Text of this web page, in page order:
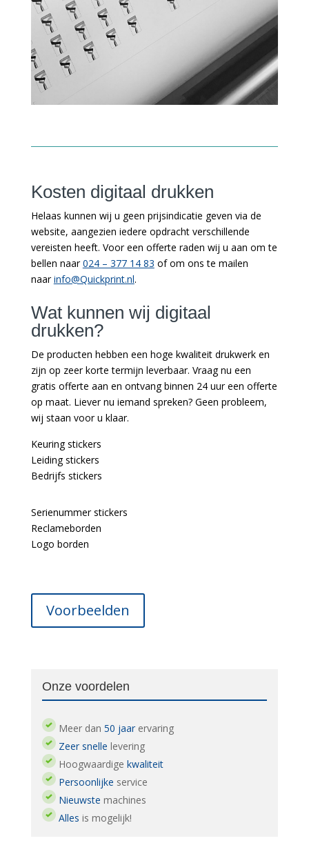
Kosten digitaal drukken
Helaas kunnen wij u geen prijsindicatie geven via de
website, aangezien iedere opdracht verschillende
vereisten heeft. Voor een offerte raden wij u aan om te
bellen naar024 – 377 14 83 of om ons te mailen
naarinfo@Quickprint.nl.
Wat kunnen wij digitaal
drukken?
De producten hebben een hoge kwaliteit drukwerk en
zijn op zeer korte termijn leverbaar. Vraag nu een
gratis offerte aan en ontvang binnen 24 uur een offerte
op maat. Liever nu iemand spreken? Geen probleem,
wij staan voor u klaar.
Keuring stickers
Leiding stickers
Bedrijfs stickers
Serienummer stickers
Reclameborden
Logo borden
Voorbeelden
Onze voordelen
Meer dan 50 jaarervaring
Zeer snelle levering
Hoogwaardige kwaliteit
Persoonlijke service
Nieuwste machines
Alles is mogelijk!